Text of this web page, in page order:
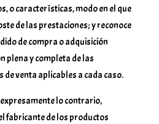
o características, modo en el que
de las prestaciones; y reconoce
de compra o adquisición
plena y completa de las
venta aplicables a cada caso.
lo contrario,
fabricante de los productos